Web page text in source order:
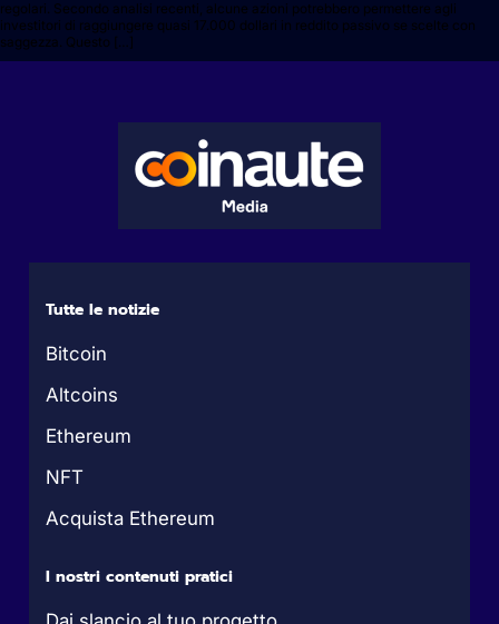
regolari. Secondo analisi recenti, alcune azioni potrebbero permettere agli
investitori di raggiungere quasi 17.000 dollari in reddito passivo se scelte con
saggezza. Questo […]
Tutte le notizie
Bitcoin
Altcoins
Ethereum
NFT
Acquista Ethereum
I nostri contenuti pratici